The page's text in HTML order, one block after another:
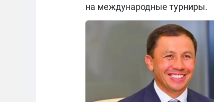
на международные турниры.